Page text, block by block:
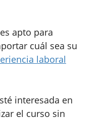
apto para
cuál sea su
laboral
interesada en
el curso sin